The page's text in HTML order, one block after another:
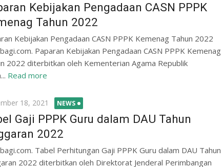
Kebijakan Pengadaan CASN PPPK
Tahun 2022
Kebijakan Pengadaan CASN PPPK Kemenag Tahun 2022
Paparan Kebijakan Pengadaan CASN PPPK Kemenag
2022 diterbitkan oleh Kementerian Agama Republik
Read more
18, 2021 NEWS
Gaji PPPK Guru dalam DAU Tahun
2022
Tabel Perhitungan Gaji PPPK Guru dalam DAU Tahun
2022 diterbitkan oleh Direktorat Jenderal Perimbangan